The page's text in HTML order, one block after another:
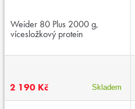
Weider 80 Plus 2000 g,
vícesložkový protein
2 190 Kč Skladem